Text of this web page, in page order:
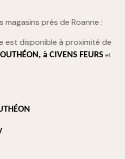
près de Roanne :
est disponible à proximité de
à CIVENS FEURS et